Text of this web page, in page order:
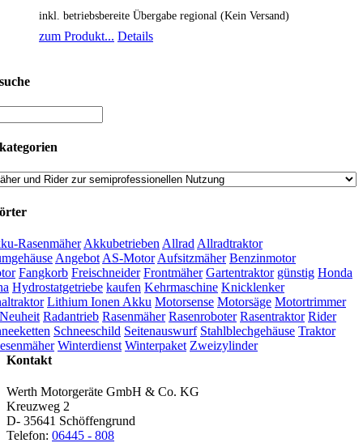
inkl. betriebsbereite Übergabe regional (Kein Versand)
zum Produkt... Details
Rasenmäher Akkubetrieben Allrad Allradtraktor
Angebot AS-Motor Aufsitzmäher Benzinmotor
Fangkorb Freischneider Frontmäher Gartentraktor günstig Honda
Hydrostatgetriebe kaufen Kehrmaschine Knicklenker
Lithium Ionen Akku Motorsense Motorsäge Motortrimmer
Neuheit Radantrieb Rasenmäher Rasenroboter Rasentraktor Rider
Schneeschild Seitenauswurf Stahlblechgehäuse Traktor
Winterdienst Winterpaket Zweizylinder
Kontakt
Werth Motorgeräte GmbH & Co. KG
Kreuzweg 2
D- 35641 Schöffengrund
Telefon: 06445 - 808